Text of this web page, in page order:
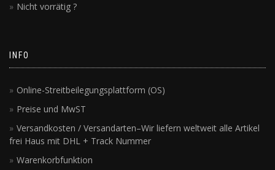
Nicht vorrätig ?
INFO
Online-Streitbeilegungsplattform (OS)
Preise und MwST
Versandkosten / Versandarten–Wir liefern weltweit alle Artikel
frei Haus mit DHL + Track Nummer
Warenkorbfunktion